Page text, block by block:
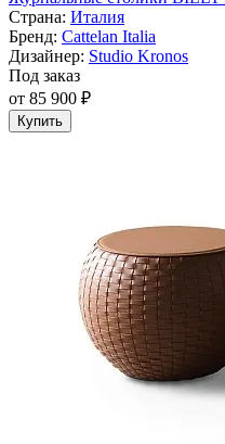
Страна: Италия
Бренд: Cattelan Italia
Дизайнер: Studio Kronos
Под заказ
от 85 900 ₽
Купить